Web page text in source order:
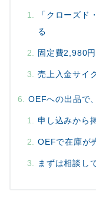
「クローズド
る
固定費2,980
売上入金サイ
OEFへの出品で
申し込みから
OEFで在庫が
まずは相談し